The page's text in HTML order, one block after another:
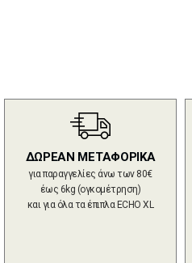
ΔΩΡΕΑΝ ΜΕΤΑΦΟΡΙΚΑ
για παραγγελίες άνω των 80€
έως 6kg (ογκομέτρηση)
και για όλα τα έπιπλα ECHO XL